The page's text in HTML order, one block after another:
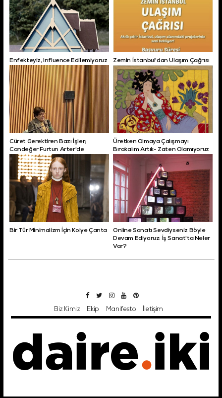
Enfekteyiz, Influence Edilemiyoruz Zemin İstanbul'dan Ulaşım Çağrısı
Cüret Gerektiren Bazı İşler;
Candeğer Furtun Arter'de
Üretken Olmaya Çalışmayı
Bırakalım Artık- Zaten Olamıyoruz
Bir Tür Minimalizm İçin Kolye Çanta
Online Sanatı Sevdiyseniz Böyle
Devam Ediyoruz: İş Sanat'ta Neler
Var?
Biz Kimiz Ekip Manifesto İletişim